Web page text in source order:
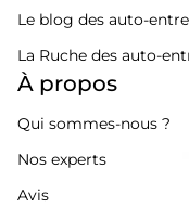
Le blog des auto-
La Ruche des auto-
À propos
Qui sommes-nous ?
Nos experts
Avis